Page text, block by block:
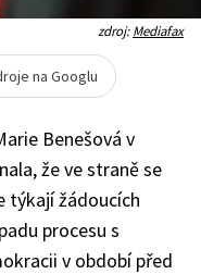
zdroj:Mediafax
na Googlu
Benešová v
že ve straně se
týkají žádoucích
procesu s
v období před